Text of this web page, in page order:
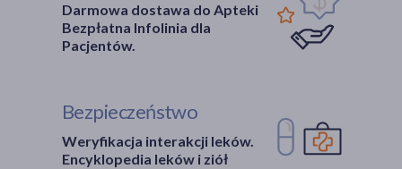
Darmowa dostawa do Apteki
Bezpłatna Infolinia dla
Pacjentów.
Bezpieczeństwo
Weryfikacja interakcji leków.
Encyklopedia leków i ziół